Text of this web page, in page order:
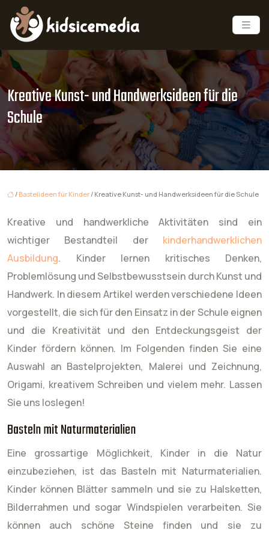
Kreative Kunst- und Handwerksideen für die
Schule
/ Bastelideen für Kinder/ Kreative Kunst- und Handwerksideen für die Schule
Kreative und handwerkliche Aktivitäten sind ein
wichtiger Bestandteil der kinderhandwerklichen
Ausbildung. Kinder lernen kritisches Denken,
Problemlösung und Selbstbewusstsein durch Kunst und
Handwerk. In diesem Artikel werden verschiedene Ideen
vorgestellt, die sich für den Einsatz in der Schule eignen
und die Kreativität und den Entdeckungsgeist der
Kinder fördern können. Im Folgenden finden Sie eine
Auswahl an Bastelprojekten, Malerei und Zeichnung,
Origami, kreativem Schreiben und vielem mehr. Lassen
Sie uns loslegen!
Basteln mit Naturmaterialien
Eine grossartige Möglichkeit, Kinder in die Natur
einzubeziehen, ist das Basteln mit Naturmaterialien.
Kinder können Blätter sammeln und sie zu Halsketten,
Bilderrahmen und sogar Windspielen verarbeiten. Sie
können auch schöne Steine ​​finden und sie zu